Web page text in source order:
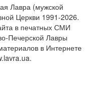
Лавра (мужской
Церкви 1991-2026.
в печатных СМИ
Печерской Лавры
в Интернете